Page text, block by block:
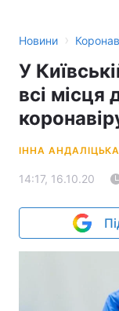
Новини ›
У
всі місця
ІННА АНДАЛІЦЬКА
14:17, 16.10.20